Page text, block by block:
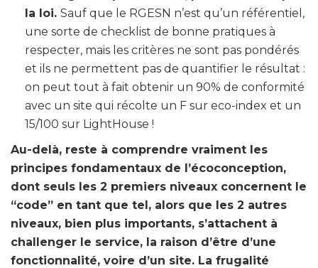
la loi. Sauf que le RGESN n’est qu’un référentiel,
une sorte de checklist de bonne pratiques à
respecter, mais les critères ne sont pas pondérés
et ils ne permettent pas de quantifier le résultat :
on peut tout à fait obtenir un 90% de conformité
avec un site qui récolte un F sur eco-index et un
15/100 sur LightHouse !
Au-delà, reste à comprendre vraiment les
principes fondamentaux de l’écoconception,
dont seuls les 2 premiers niveaux concernent le
“code” en tant que tel, alors que les 2 autres
niveaux, bien plus importants, s’attachent à
challenger le service, la raison d’être d’une
fonctionnalité, voire d’un site. La frugalité